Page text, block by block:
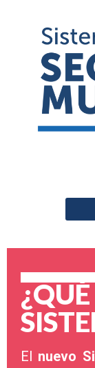
¿QUÉ
El nuevo